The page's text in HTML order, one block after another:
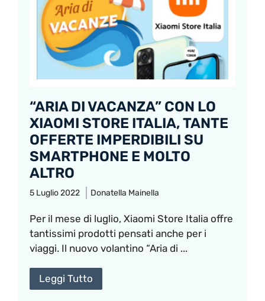
“ARIA DI VACANZA” CON LO
XIAOMI STORE ITALIA, TANTE
OFFERTE IMPERDIBILI SU
SMARTPHONE E MOLTO
ALTRO
5 Luglio 2022 Donatella Mainella
Per il mese di luglio, Xiaomi Store Italia offre
tantissimi prodotti pensati anche per i
viaggi. Il nuovo volantino “Aria di ...
Leggi Tutto